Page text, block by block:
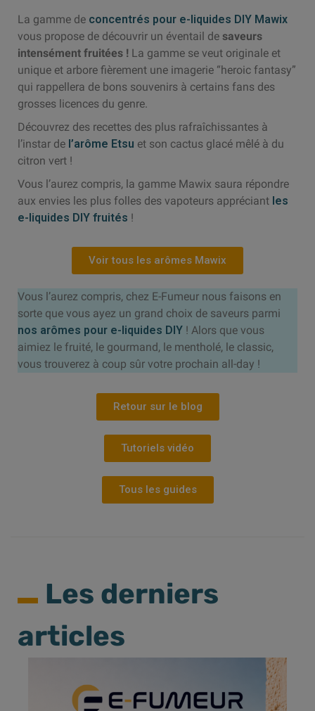
La gamme de concentrés pour e-liquides DIY Mawix
vous propose de découvrir un éventail de saveurs
intensément fruitées ! La gamme se veut originale et
unique et arbore fièrement une imagerie “heroic fantasy”
qui rappellera de bons souvenirs à certains fans des
grosses licences du genre.
Découvrez des recettes des plus rafraîchissantes à
l’instar de l’arôme Etsu et son cactus glacé mêlé à du
citron vert !
Vous l’aurez compris, la gamme Mawix saura répondre
aux envies les plus folles des vapoteurs appréciant les
e-liquides DIY fruités !
Voir tous les arômes Mawix
Vous l’aurez compris, chez E-Fumeur nous faisons en
sorte que vous ayez un grand choix de saveurs parmi
nos arômes pour e-liquides DIY ! Alors que vous
aimiez le fruité, le gourmand, le mentholé, le classic,
vous trouverez à coup sûr votre prochain all-day !
Retour sur le blog
Tutoriels vidéo
Tous les guides
Les derniers
articles